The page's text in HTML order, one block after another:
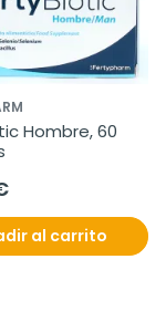
Hombre, 60
al carrito